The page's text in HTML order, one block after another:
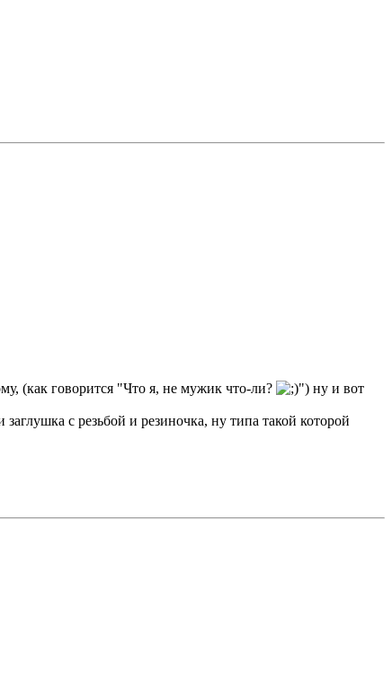
(как говорится "Что я, не мужик что-ли?
") ну и вот
с резьбой и резиночка, ну типа такой которой